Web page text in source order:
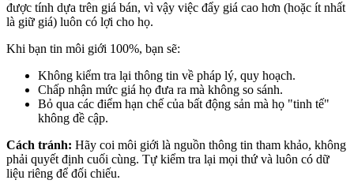
được tính dựa trên giá bán, vì vậy việc đẩy giá cao hơn (hoặc ít nhất
là giữ giá) luôn có lợi cho họ.
Khi bạn tin môi giới 100%, bạn sẽ:
Không kiểm tra lại thông tin về pháp lý, quy hoạch.
Chấp nhận mức giá họ đưa ra mà không so sánh.
Bỏ qua các điểm hạn chế của bất động sản mà họ "tinh tế"
không đề cập.
Cách tránh: Hãy coi môi giới là nguồn thông tin tham khảo, không
phải quyết định cuối cùng. Tự kiểm tra lại mọi thứ và luôn có dữ
liệu riêng để đối chiếu.